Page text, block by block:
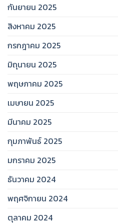
กันยายน 2025
สิงหาคม 2025
กรกฎาคม 2025
มิถุนายน 2025
พฤษภาคม 2025
เมษายน 2025
มีนาคม 2025
กุมภาพันธ์ 2025
มกราคม 2025
ธันวาคม 2024
พฤศจิกายน 2024
ตุลาคม 2024